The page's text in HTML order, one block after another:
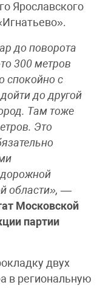
Ярославского
до поворота
300 метров
спокойно с
до другой
Там тоже
Это
дорожной
области», —
Московской
партии
двух
в региональную